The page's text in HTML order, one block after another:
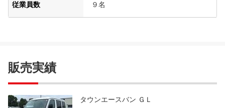
従業員数 ９名
販売実績
タウンエースバン ＧＬ